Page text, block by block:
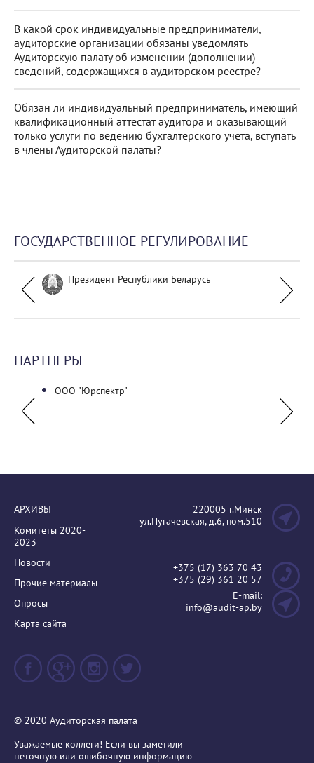
В какой срок индивидуальные предприниматели,
аудиторские организации обязаны уведомлять
Аудиторскую палату об изменении (дополнении)
сведений, содержащихся в аудиторском реестре?
Обязан ли индивидуальный предприниматель, имеющий
квалификационный аттестат аудитора и оказывающий
только услуги по ведению бухгалтерского учета, вступать
в члены Аудиторской палаты?
ГОСУДАРСТВЕННОЕ РЕГУЛИРОВАНИЕ
Президент Республики Беларусь
ПАРТНЕРЫ
ООО "Юрспектр"
АРХИВЫ
Комитеты 2020-
2023
Новости
Прочие материалы
Опросы
Карта сайта
220005 г.Минск
ул.Пугачевская, д.6, пом.510
+375 (17) 363 70 43
+375 (29) 361 20 57
E-mail:
info@audit-ap.by
© 2020 Аудиторская палата
Уважаемые коллеги! Если вы заметили
неточную или ошибочную информацию